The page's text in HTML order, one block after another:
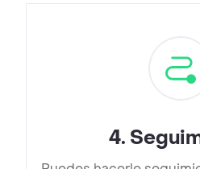
4.